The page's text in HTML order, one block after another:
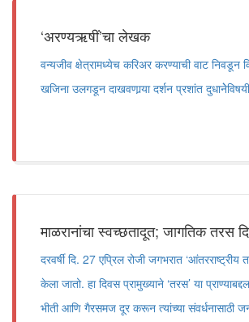
‘अरण्यऋषीं’चा लेखक
वन्यजीव क्षेत्रामध्येच करिअर करण्याची वाट निवडून
खजिना उलगडून दाखवणार्‍या दर्शन प्रशांत
माळरानांचा स्वच्छतादूत; जागतिक तरस
दरवर्षी दि. 27 एप्रिल रोजी जगभरात ‌‘आंतरराष्ट्रीय
केला जातो. हा दिवस प्रामुख्याने ‌‘तरस‌’ या
भीती आणि गैरसमज दूर करून त्यांच्या संवर्धनासाठी